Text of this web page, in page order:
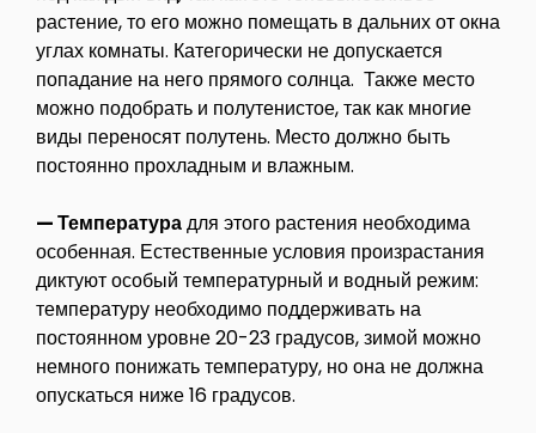
растение, то его можно помещать в дальних от окна
углах комнаты. Категорически не допускается
попадание на него прямого солнца. Также место
можно подобрать и полутенистое, так как многие
виды переносят полутень. Место должно быть
постоянно прохладным и влажным.
— Температурадля этого растения необходима
особенная. Естественные условия произрастания
диктуют особый температурный и водный режим:
температуру необходимо поддерживать на
постоянном уровне 20-23 градусов, зимой можно
немного понижать температуру, но она не должна
опускаться ниже 16 градусов.